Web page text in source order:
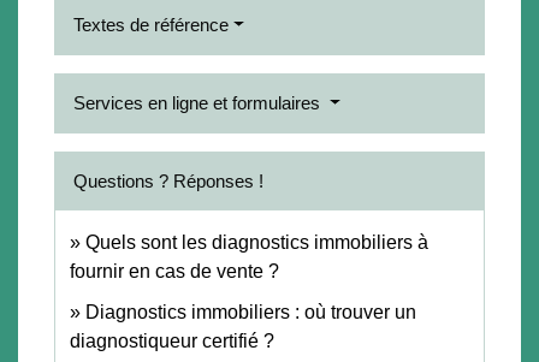
Textes de référence
Services en ligne et formulaires
Questions ? Réponses !
Quels sont les diagnostics immobiliers à
fournir en cas de vente ?
Diagnostics immobiliers : où trouver un
diagnostiqueur certifié ?